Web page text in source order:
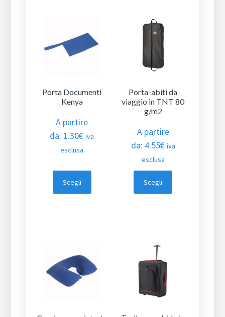
Porta Documenti
Kenya
A partire
da: 1.30€ iva
esclusa
Scegli
Porta-abiti da
viaggio in TNT 80
g/m2
A partire
da: 4.55€ iva
esclusa
Scegli